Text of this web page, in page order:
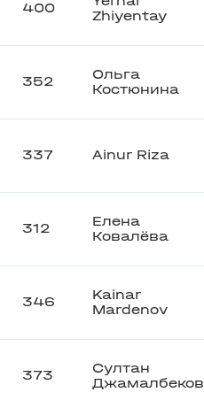
400
Zhiyentay
352
Ольга
Костюнина
337 Ainur Riza
312
Елена
Ковалёва
346
Kainar
Mardenov
373
Султан
Джамалбеков